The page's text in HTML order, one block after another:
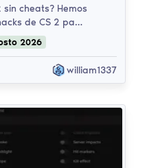
cheats? Hemos
de CS 2 pa…
2026
william1337